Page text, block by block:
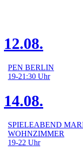
12.08.
PEN BERLIN
19-21:30 Uhr
14.08.
SPIELEABEND
WOHNZIMMER
19-22 Uhr